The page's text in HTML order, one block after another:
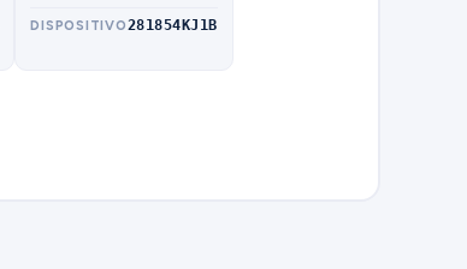
DISPOSITIVO281854KJ1B